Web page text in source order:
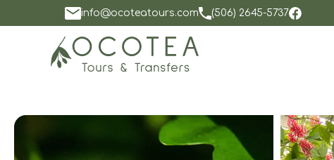
info@ocoteatours.com (506) 2645-5737